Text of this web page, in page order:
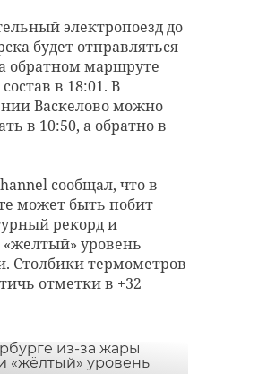
электропоезд до
будет отправляться
обратном маршруте
в 18:01. В
Васкелово можно
в 10:50, а обратно в
сообщал, что в
может быть побит
рекорд и
«желтый» уровень
Столбики термометров
отметки в +32
солнечном
когда страдает
нервная
повышается
что у
позывы.
у человека не
язык, чтобы он
надо
его в
намерено наехал водитель у
Железнодорожной улице.
сделал опасный
в сторону животного, когда
бежала по обочине на
стоянке.
еды курьер
статьей: